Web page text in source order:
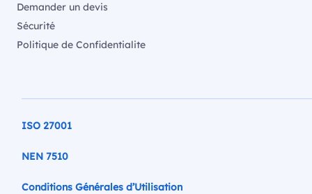
Demander un devis
Sécurité
Politique de Confidentialite
ISO 27001
NEN 7510
Conditions Générales d’Utilisation